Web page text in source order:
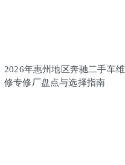
2026年惠州地区奔驰二手车维
修专修厂盘点与选择指南